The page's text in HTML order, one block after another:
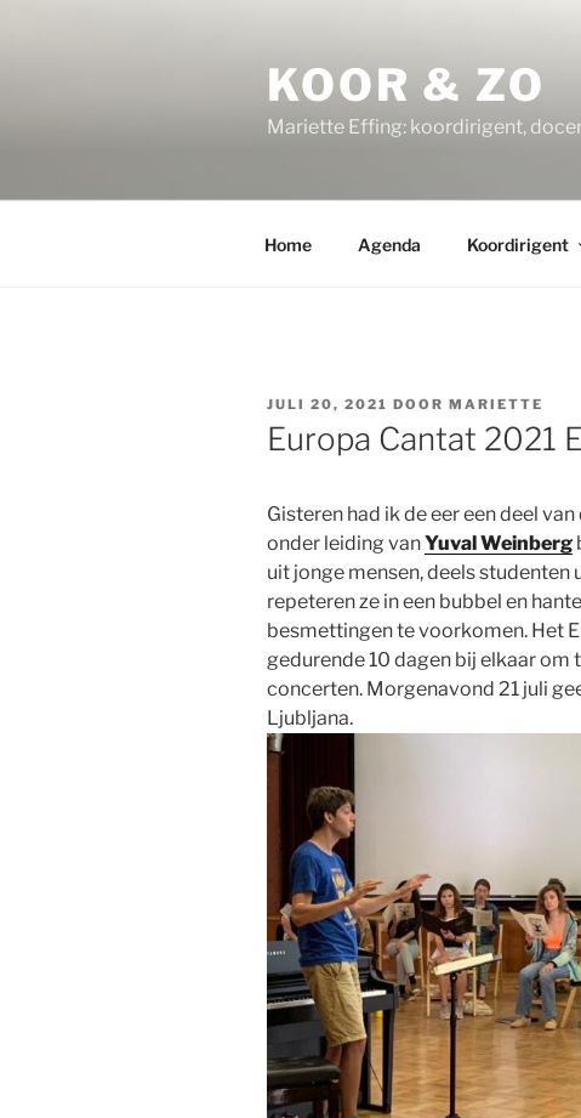
KOOR & ZO
Mariette Effing: koordirigent,
Home Agenda Koordirigent
GEPLAATST
OP
JULI 20, 2021 DOOR MARIETTE
Europa Cantat 2021
Gisteren had ik de eer een deel
onder leiding vanYuval Weinberg
uit jonge mensen, deels studenten
repeteren ze in een bubbel en
besmettingen te voorkomen. Het
gedurende 10 dagen bij elkaar
concerten. Morgenavond 21 juli
Ljubljana.